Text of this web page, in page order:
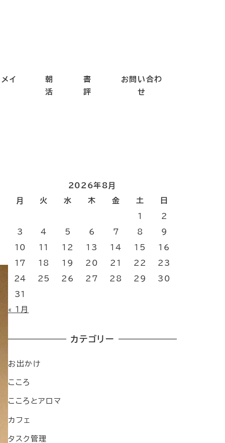
イ
朝
活
書
評
お問い合わ
せ
2026年8月
月
火 水 木 金 土 日
1 2
3 4 5 6 7 8 9
10 11 12 13 14 15 16
17 18 19 20 21 22 23
24 25 26 27 28 29 30
31
« 1月
カテゴリー
お出かけ
こころ
こころとアロマ
カフェ
タスク管理